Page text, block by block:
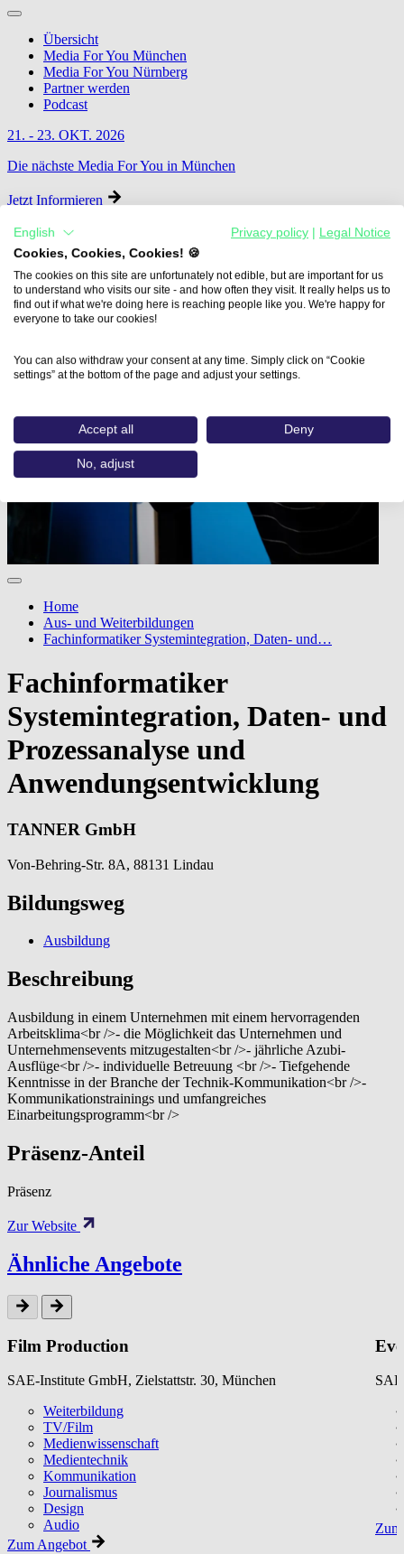
Übersicht
Media For You München
Media For You Nürnberg
Partner werden
Podcast
21. - 23. OKT. 2026
Die nächste Media For You in München
Jetzt Informieren
Home
Aus- und Weiterbildungen
Fachinformatiker Systemintegration, Daten- und…
Fachinformatiker
Systemintegration, Daten- und
Prozessanalyse und
Anwendungsentwicklung
TANNER GmbH
Von-Behring-Str. 8A, 88131 Lindau
Bildungsweg
Ausbildung
Beschreibung
Ausbildung in einem Unternehmen mit einem hervorragenden
Arbeitsklima<br />- die Möglichkeit das Unternehmen und
Unternehmensevents mitzugestalten<br />- jährliche Azubi-
Ausflüge<br />- individuelle Betreuung <br />- Tiefgehende
Kenntnisse in der Branche der Technik-Kommunikation<br />-
Kommunikationstrainings und umfangreiches
Einarbeitungsprogramm<br />
Präsenz-Anteil
Präsenz
Zur Website
Ähnliche Angebote
Film Production
SAE-Institute GmbH, Zielstattstr. 30, München
Weiterbildung
TV/Film
Medienwissenschaft
Medientechnik
Kommunikation
Journalismus
Design
Audio
Zum Angebot
English Privacy policy
Legal Notice
Cookies, Cookies, Cookies! 🍪
The cookies on this site are unfortunately not edible, but are important for us
to understand who visits our site - and how often they visit. It really helps us to
find out if what we're doing here is reaching people like you. We're happy for
everyone to take our cookies!
You can also withdraw your consent at any time. Simply click on “Cookie
settings” at the bottom of the page and adjust your settings.
Accept all Deny
No, adjust